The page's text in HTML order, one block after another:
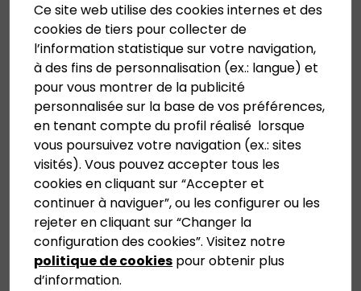
Ce site web utilise des cookies internes et des
cookies de tiers pour collecter de
l’information statistique sur votre navigation,
à des fins de personnalisation (ex.: langue) et
pour vous montrer de la publicité
personnalisée sur la base de vos préférences,
en tenant compte du profil réalisé lorsque
vous poursuivez votre navigation (ex.: sites
visités). Vous pouvez accepter tous les
cookies en cliquant sur “Accepter et
continuer à naviguer”, ou les configurer ou les
rejeter en cliquant sur “Changer la
configuration des cookies”. Visitez notre
politique de cookies pour obtenir plus
d’information.